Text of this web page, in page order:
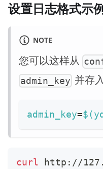
设置日志格式示
NOTE
您可以这样从
admin_key 并存
admin_key=$(
curl http://